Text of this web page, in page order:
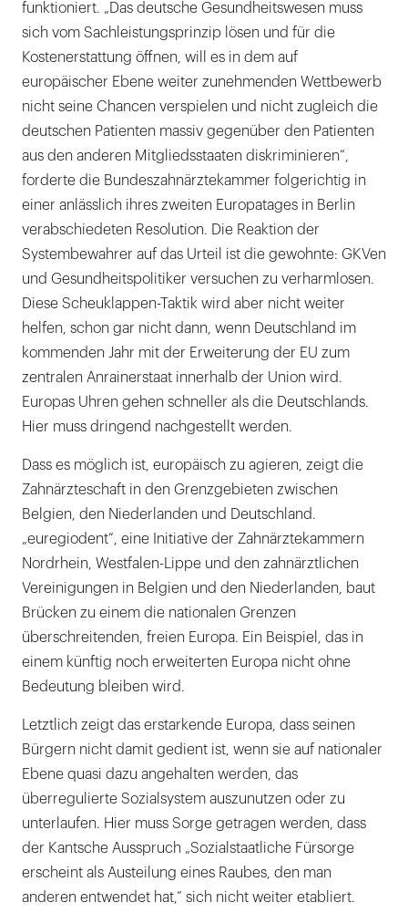
funktioniert. „Das deutsche Gesundheitswesen muss
sich vom Sachleistungsprinzip lösen und für die
Kostenerstattung öffnen, will es in dem auf
europäischer Ebene weiter zunehmenden Wettbewerb
nicht seine Chancen verspielen und nicht zugleich die
deutschen Patienten massiv gegenüber den Patienten
aus den anderen Mitgliedsstaaten diskriminieren“,
forderte die Bundeszahnärztekammer folgerichtig in
einer anlässlich ihres zweiten Europatages in Berlin
verabschiedeten Resolution. Die Reaktion der
Systembewahrer auf das Urteil ist die gewohnte: GKVen
und Gesundheitspolitiker versuchen zu verharmlosen.
Diese Scheuklappen-Taktik wird aber nicht weiter
helfen, schon gar nicht dann, wenn Deutschland im
kommenden Jahr mit der Erweiterung der EU zum
zentralen Anrainerstaat innerhalb der Union wird.
Europas Uhren gehen schneller als die Deutschlands.
Hier muss dringend nachgestellt werden.
Dass es möglich ist, europäisch zu agieren, zeigt die
Zahnärzteschaft in den Grenzgebieten zwischen
Belgien, den Niederlanden und Deutschland.
„euregiodent“, eine Initiative der Zahnärztekammern
Nordrhein, Westfalen-Lippe und den zahnärztlichen
Vereinigungen in Belgien und den Niederlanden, baut
Brücken zu einem die nationalen Grenzen
überschreitenden, freien Europa. Ein Beispiel, das in
einem künftig noch erweiterten Europa nicht ohne
Bedeutung bleiben wird.
Letztlich zeigt das erstarkende Europa, dass seinen
Bürgern nicht damit gedient ist, wenn sie auf nationaler
Ebene quasi dazu angehalten werden, das
überregulierte Sozialsystem auszunutzen oder zu
unterlaufen. Hier muss Sorge getragen werden, dass
der Kantsche Ausspruch „Sozialstaatliche Fürsorge
erscheint als Austeilung eines Raubes, den man
anderen entwendet hat,” sich nicht weiter etabliert.